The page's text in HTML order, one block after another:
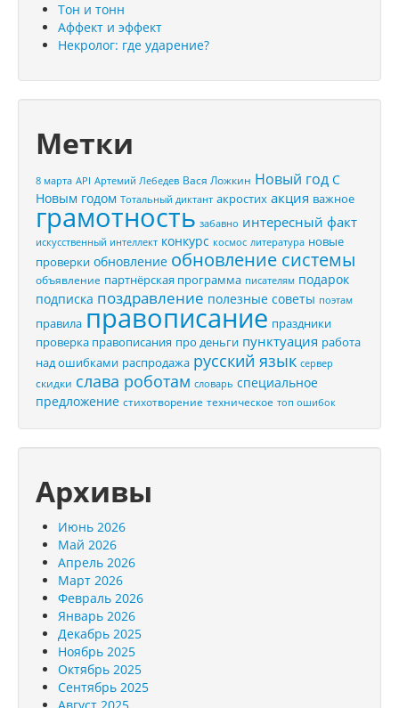
Тон и тонн
Аффект и эффект
Некролог: где ударение?
Метки
8 марта API Артемий Лебедев Вася Ложкин Новый год С
Новым годом Тотальный диктант акростих акция важное
грамотность забавно интересный факт
искусственный интеллект конкурс космос литература новые
проверки обновление обновление системы
объявление партнёрская программа писателям подарок
подписка поздравление полезные советы поэтам
правила правописание праздники
проверка правописания про деньги пунктуация работа
над ошибками распродажа русский язык сервер
скидки слава роботам словарь специальное
предложение стихотворение техническое топ ошибок
Архивы
Июнь 2026
Май 2026
Апрель 2026
Март 2026
Февраль 2026
Январь 2026
Декабрь 2025
Ноябрь 2025
Октябрь 2025
Сентябрь 2025